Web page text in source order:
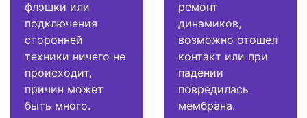
флэшки или
подключения
сторонней
техники ничего не
происходит,
причин может
быть много.
ремонт
динамиков,
возможно отошел
контакт или при
падении
повредилась
мембрана.